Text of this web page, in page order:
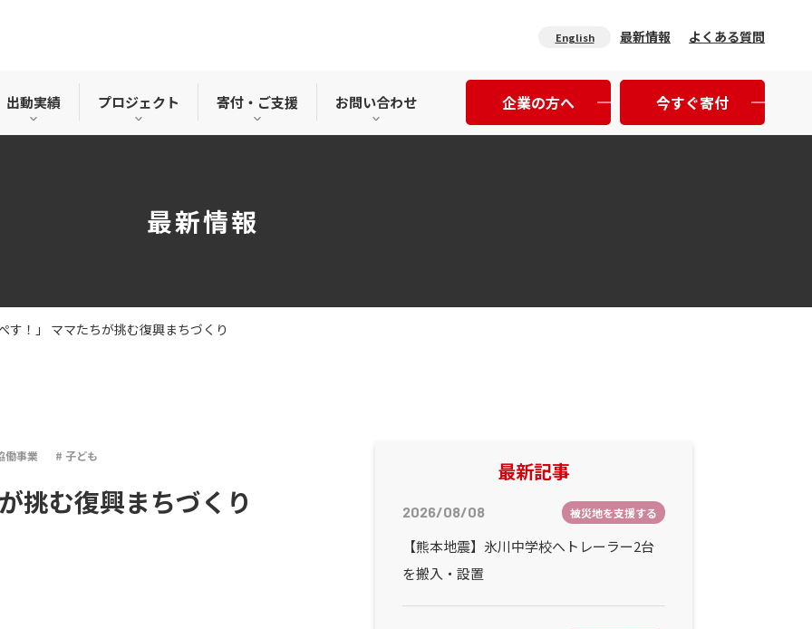
最新情報 よくある質問
English
出動実績 プロジェクト 寄付・ご支援 お問い合わせ 企業の方へ 今すぐ寄付
最新情報
ぺす！」 ママたちが挑む復興まちづくり
働事業 子ども
挑む復興まちづくり
最新記事
2026/08/08 被災地を支援する
【熊本地震】氷川中学校へトレーラー2台
を搬入・設置